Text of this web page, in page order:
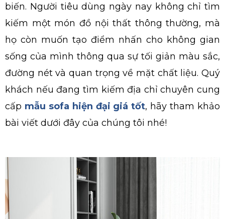
biến. Người tiêu dùng ngày nay không chỉ tìm
kiếm một món đồ nội thất thông thường, mà
họ còn muốn tạo điểm nhấn cho không gian
sống của mình thông qua sự tối giản màu sắc,
đường nét và quan trọng về mặt chất liệu. Quý
khách nếu đang tìm kiếm địa chỉ chuyên cung
cấp mẫu sofa hiện đại giá tốt, hãy tham khảo
bài viết dưới đây của chúng tôi nhé!